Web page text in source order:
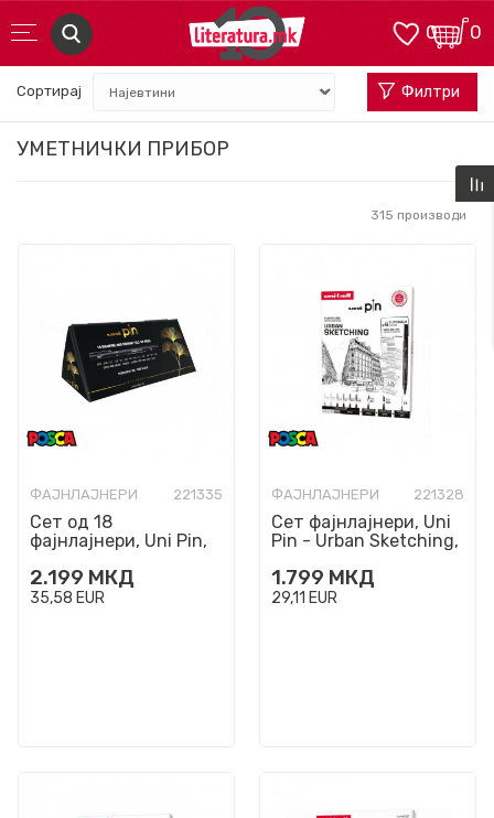
0
0
УМЕТНИЧКИ ПРИБОР
Сортирај Филтри
315 производи
ФАЈНЛАЈНЕРИ 221335
Сет од 18
фајнлајнери, Uni Pin,
2.199 МКД
35,58 EUR
ФАЈНЛАЈНЕРИ 221328
Сет фајнлајнери, Uni
Pin - Urban Sketching,
1.799 МКД
29,11 EUR